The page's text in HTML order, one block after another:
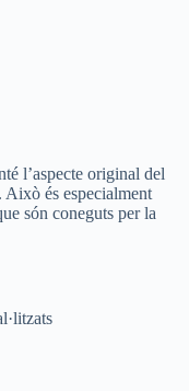
l’aspecte original del
Això és especialment
són coneguts per la